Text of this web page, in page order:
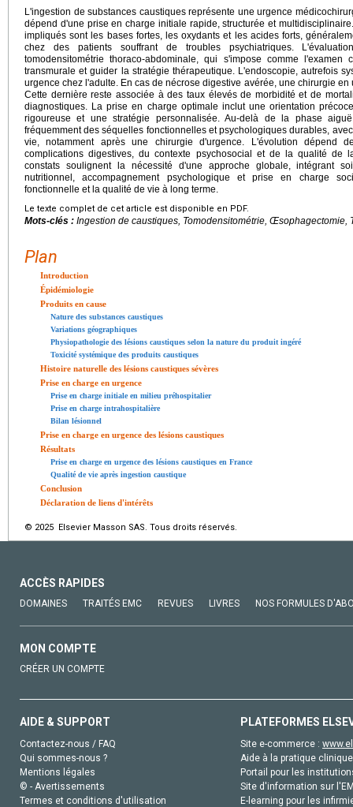
L'ingestion de substances caustiques représente une urgence
dépend d'une prise en charge initiale rapide, structurée et
impliqués sont les bases fortes, les oxydants et les acides forts,
chez des patients souffrant de troubles psychiatriques.
tomodensitométrie thoraco-abdominale, qui s'impose comme
transmurale et guider la stratégie thérapeutique. L'endoscopie, autrefois
urgence chez l'adulte. En cas de nécrose digestive avérée, une chirurgie
Cette dernière reste associée à des taux élevés de morbidité et de
diagnostiques. La prise en charge optimale inclut une orientation
rigoureuse et une stratégie personnalisée. Au-delà de la phase
fréquemment des séquelles fonctionnelles et psychologiques durables,
vie, notamment après une chirurgie d'urgence. L'évolution dépend
complications digestives, du contexte psychosocial et de la qualité de
constats soulignent la nécessité d'une approche globale, intégrant
nutritionnel, accompagnement psychologique et prise en charge
fonctionnelle et la qualité de vie à long terme.
Le texte complet de cet article est disponible en PDF.
Mots-clés : Ingestion de caustiques, Tomodensitométrie, Œsophagectomie,
Plan
Introduction
Épidémiologie
Produits en cause
Nature des substances caustiques
Variations géographiques
Physiopathologie des lésions caustiques selon la nature du produit ingéré
Toxicité systémique des produits caustiques
Histoire naturelle des lésions caustiques sévères
Prise en charge en urgence
Prise en charge initiale en milieu préhospitalier
Prise en charge intrahospitalière
Bilan lésionnel
Prise en charge en urgence des lésions caustiques
Résultats
Prise en charge en urgence des lésions caustiques en France
Qualité de vie après ingestion caustique
Conclusion
Déclaration de liens d'intérêts
© 2025 Elsevier Masson SAS. Tous droits réservés.
ACCÈS RAPIDES
DOMAINES TRAITÉS EMC REVUES LIVRES NOS FORMULES
MON COMPTE
CRÉER UN COMPTE
AIDE & SUPPORT
Contactez-nous / FAQ
Qui sommes-nous ?
Mentions légales
© - Avertissements
Termes et conditions d'utilisation
PLATEFORMES
Site e-commerce :
Aide à la pratique
Portail pour les
Site d'information sur
E-learning pour les